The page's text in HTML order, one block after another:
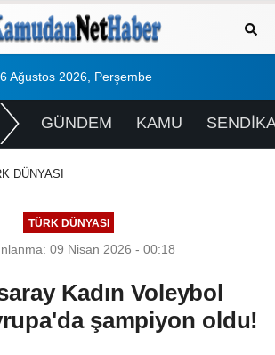
6 Ağustos 2026, Perşembe
GÜNDEM KAMU
DÜNYASI
TÜRK DÜNYASI
09 Nisan 2026 - 00:18
Kadın Voleybol
şampiyon oldu!